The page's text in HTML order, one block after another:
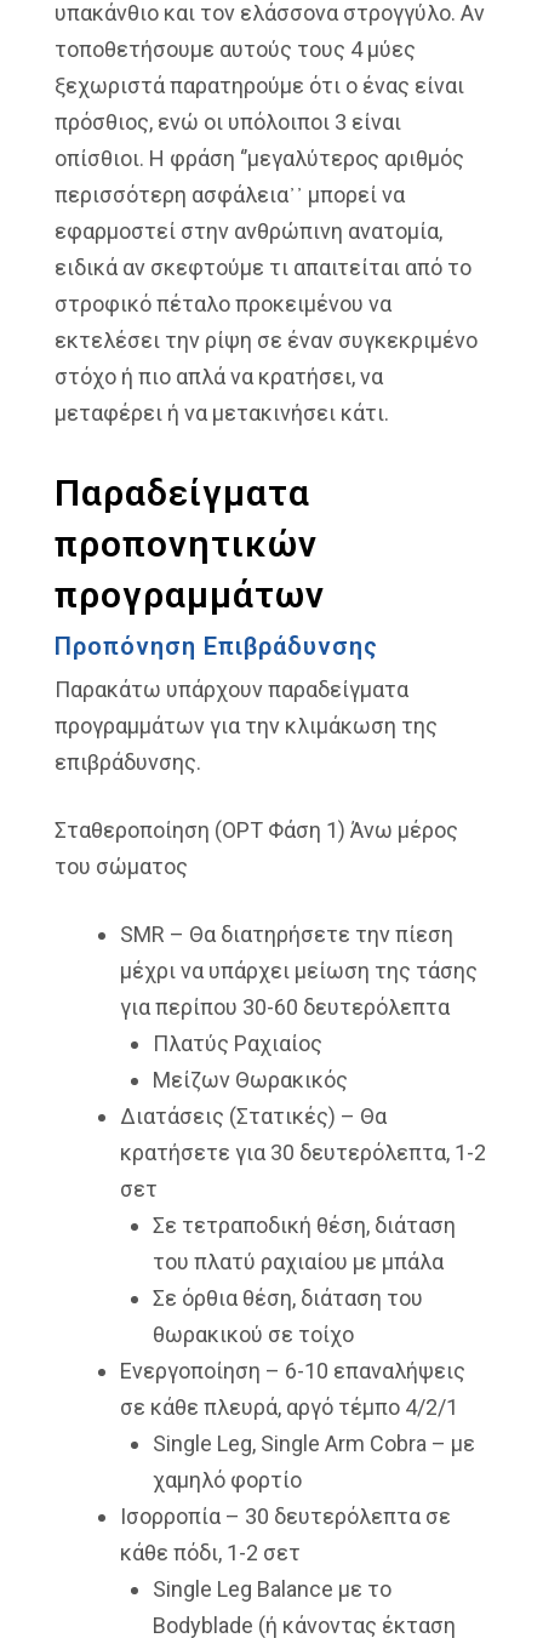
υπακάνθιο και τον ελάσσονα στρογγύλο. Αν
τοποθετήσουμε αυτούς τους 4 μύες
ξεχωριστά παρατηρούμε ότι ο ένας είναι
πρόσθιος, ενώ οι υπόλοιποι 3 είναι
οπίσθιοι. Η φράση ‘’μεγαλύτερος αριθμός
περισσότερη ασφάλεια᾽᾽ μπορεί να
εφαρμοστεί στην ανθρώπινη ανατομία,
ειδικά αν σκεφτούμε τι απαιτείται από το
στροφικό πέταλο προκειμένου να
εκτελέσει την ρίψη σε έναν συγκεκριμένο
στόχο ή πιο απλά να κρατήσει, να
μεταφέρει ή να μετακινήσει κάτι.
Παραδείγματα
προπονητικών
προγραμμάτων
Προπόνηση Επιβράδυνσης
Παρακάτω υπάρχουν παραδείγματα
προγραμμάτων για την κλιμάκωση της
επιβράδυνσης.
Σταθεροποίηση (OPT Φάση 1) Άνω μέρος
του σώματος
SMR – Θα διατηρήσετε την πίεση
μέχρι να υπάρχει μείωση της τάσης
για περίπου 30-60 δευτερόλεπτα
Πλατύς Ραχιαίος
Μείζων Θωρακικός
Διατάσεις (Στατικές) – Θα
κρατήσετε για 30 δευτερόλεπτα, 1-2
σετ
Σε τετραποδική θέση, διάταση
του πλατύ ραχιαίου με μπάλα
Σε όρθια θέση, διάταση του
θωρακικού σε τοίχο
Ενεργοποίηση – 6-10 επαναλήψεις
σε κάθε πλευρά, αργό τέμπο 4/2/1
Single Leg, Single Arm Cobra – με
χαμηλό φορτίο
Ισορροπία – 30 δευτερόλεπτα σε
κάθε πόδι, 1-2 σετ
Single Leg Balance με το
Bodyblade (ή κάνοντας έκταση